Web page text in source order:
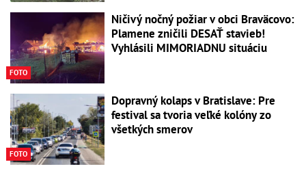
FOTO
Ničivý nočný požiar v obci Braväcovo:
Plamene zničili DESAŤ stavieb!
Vyhlásili MIMORIADNU situáciu
FOTO
Dopravný kolaps v Bratislave: Pre
festival sa tvoria veľké kolóny zo
všetkých smerov